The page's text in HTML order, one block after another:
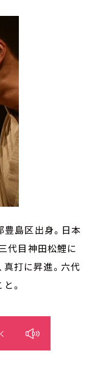
島区出身。日本
代目神田松鯉に
真打に昇進。六代
。